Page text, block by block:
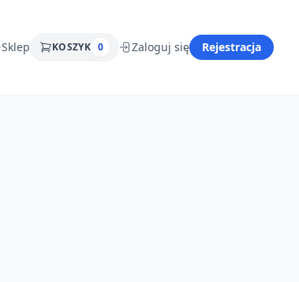
Sklep KOSZYK 0 Zaloguj się Rejestracja